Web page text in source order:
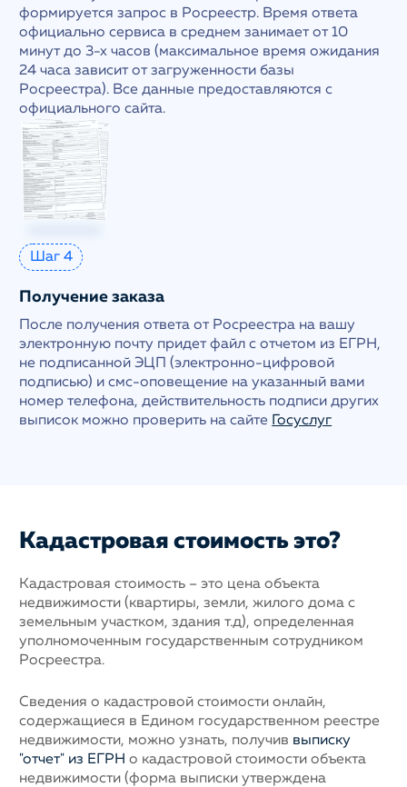
формируется запрос в Росреестр. Время ответа
официально сервиса в среднем занимает от 10
минут до 3-х часов (максимальное время ожидания
24 часа зависит от загруженности базы
Росреестра). Все данные предоставляются с
официального сайта.
Шаг 4
Получение заказа
После получения ответа от Росреестра на вашу
электронную почту придет файл с отчетом из ЕГРН,
не подписанной ЭЦП (электронно-цифровой
подписью) и смс-оповещение на указанный вами
номер телефона, действительность подписи других
выписок можно проверить на сайте
Госуслуг
Кадастровая стоимость это?
Кадастровая стоимость – это цена объекта
недвижимости (квартиры, земли, жилого дома с
земельным участком, здания т.д), определенная
уполномоченным государственным сотрудником
Росреестра.
Сведения о кадастровой стоимости онлайн,
содержащиеся в Едином государственном реестре
недвижимости, можно узнать, получив выписку
"отчет" из ЕГРН о кадастровой стоимости объекта
недвижимости (форма выписки утверждена